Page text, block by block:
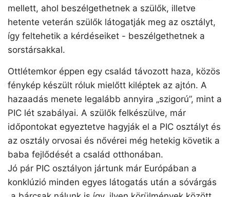
mellett, ahol beszélgethetnek a szülők, illetve
hetente veterán szülők látogatják meg az osztályt,
így feltehetik a kérdéseiket - beszélgethetnek a
sorstársakkal.
Ottlétemkor éppen egy család távozott haza, közös
fénykép készült róluk mielőtt kiléptek az ajtón. A
hazaadás menete legalább annyira „szigorú”, mint a
PIC lét szabályai. A szülők felkészülve, már
időpontokat egyeztetve hagyják el a PIC osztályt és
az osztály orvosai és nővérei még hetekig követik a
baba fejlődését a család otthonában.
Jó pár PIC osztályon jártunk már Európában a
konklúzió minden egyes látogatás után a sóvárgás